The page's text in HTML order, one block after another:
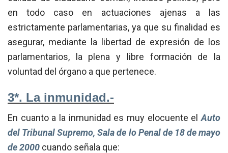
en todo caso en actuaciones ajenas a las
estrictamente parlamentarias, ya que su finalidad es
asegurar, mediante la libertad de expresión de los
parlamentarios, la plena y libre formación de la
voluntad del órgano a que pertenece.
3*. La inmunidad.-
En cuanto a la inmunidad es muy elocuente elAuto
del Tribunal Supremo, Sala de lo Penal de 18 de mayo
de 2000 cuando señala que: